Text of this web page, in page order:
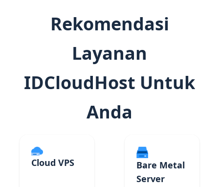
Rekomendasi
Layanan
IDCloudHost Untuk
Anda
Cloud VPS
Bare Metal
Server